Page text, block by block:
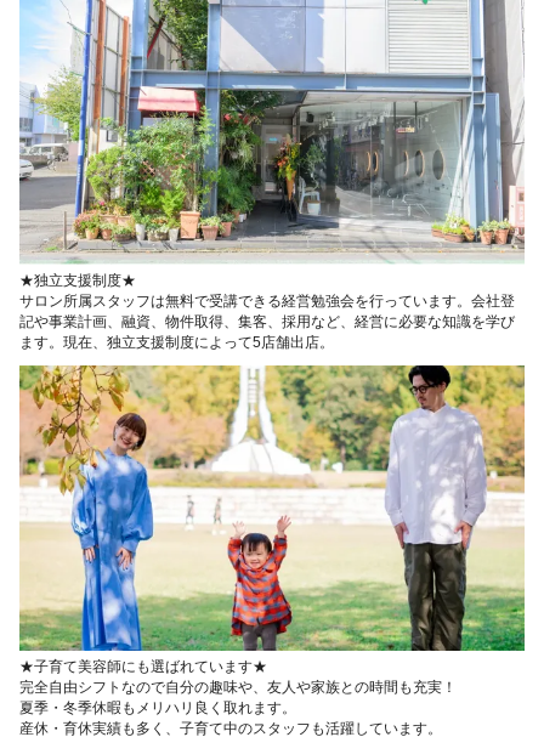
★独立支援制度★
サロン所属スタッフは無料で受講できる経営勉強会を行っています。会社登
記や事業計画、融資、物件取得、集客、採用など、経営に必要な知識を学び
ます。現在、独立支援制度によって5店舗出店。
★子育て美容師にも選ばれています★
完全自由シフトなので自分の趣味や、友人や家族との時間も充実！
夏季・冬季休暇もメリハリ良く取れます。
産休・育休実績も多く、子育て中のスタッフも活躍しています。